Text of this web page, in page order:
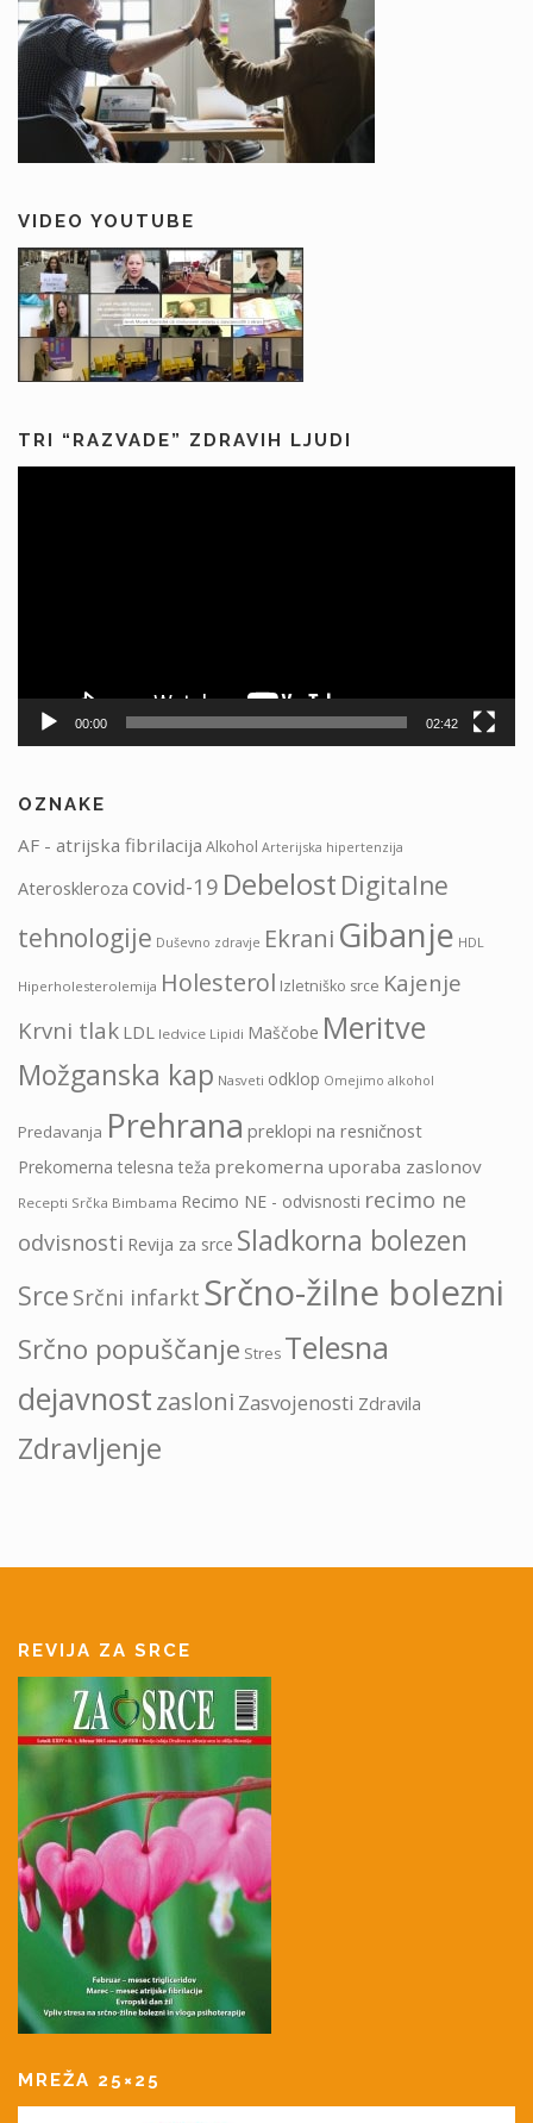
VIDEO YOUTUBE
TRI “RAZVADE” ZDRAVIH LJUDI
00:00 02:42
OZNAKE
AF - atrijska fibrilacija Alkohol Arterijska hipertenzija
Ateroskleroza covid-19 Debelost Digitalne
tehnologije Duševno zdravje Ekrani Gibanje HDL
Hiperholesterolemija Holesterol Izletniško srce Kajenje
Krvni tlak LDL ledvice Lipidi Maščobe Meritve
Možganska kap Nasveti odklop Omejimo alkohol
Predavanja Prehrana preklopi na resničnost
Prekomerna telesna teža prekomerna uporaba zaslonov
Recepti Srčka Bimbama Recimo NE - odvisnosti recimo ne
odvisnosti Revija za srce Sladkorna bolezen
Srce Srčni infarkt Srčno-žilne bolezni
Srčno popuščanje Stres Telesna
dejavnostzasloni Zasvojenosti Zdravila
Zdravljenje
REVIJA ZA SRCE
MREŽA 25×25